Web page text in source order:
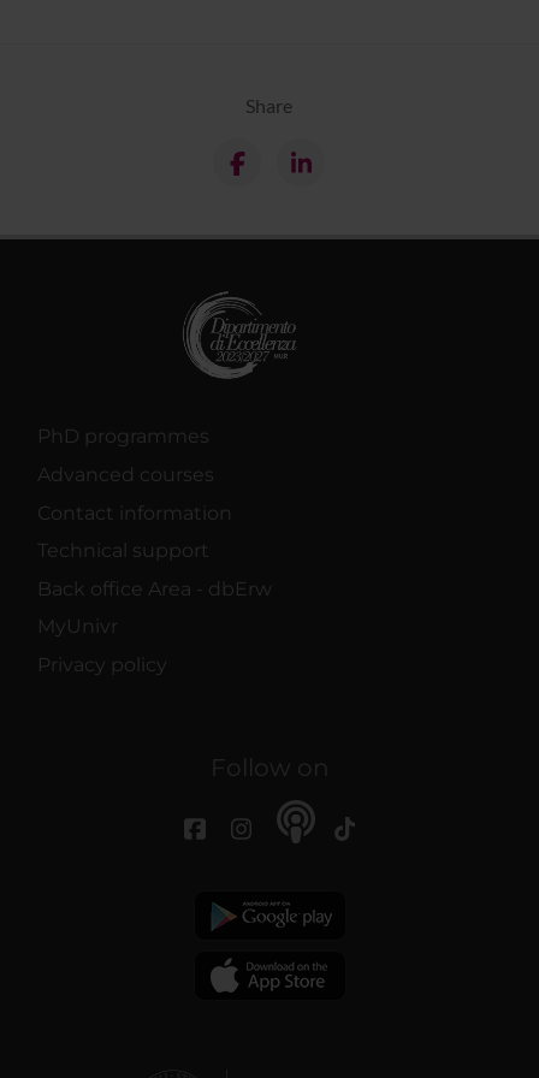
Share
PhD programmes
Advanced courses
Contact information
Technical support
Back office Area - dbErw
MyUnivr
Privacy policy
Follow on